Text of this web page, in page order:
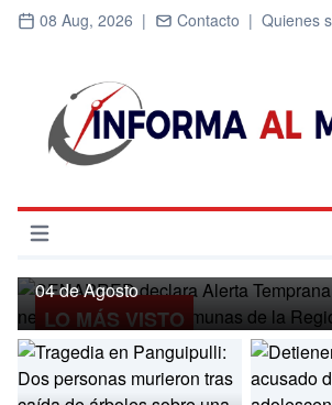
08 Aug, 2026 | Contacto | Quienes
Abrir menú
Inicio
Cultura
Deportes
LO MÁS VISTO
Regional
SENAPRED declara Alerta
Preventiva por nevadas para
04 de Agosto